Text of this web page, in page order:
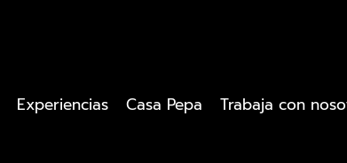
Experiencias Casa Pepa Trabaja con